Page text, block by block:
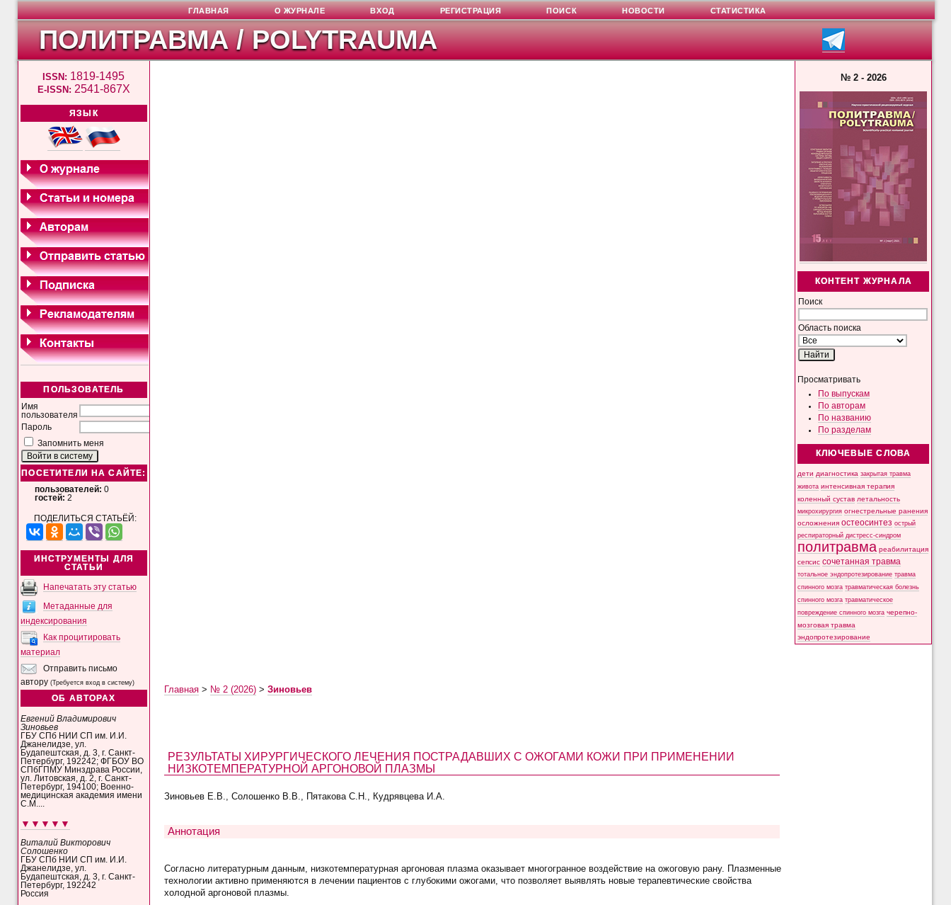
ПОЛИТРАВМА / POLYTRAUMA
ISSN: 1819-1495
E-ISSN: 2541-867X
ЯЗЫК
ПОЛЬЗОВАТЕЛЬ
Имя
пользователя
Пароль
Запомнить меня
ПОСЕТИТЕЛИ НА САЙТЕ:
пользователей: 0
гостей: 2
ПОДЕЛИТЬСЯ СТАТЬЁЙ:
ИНСТРУМЕНТЫ ДЛЯ
СТАТЬИ
Напечатать эту статью
Метаданные для
индексирования
Как процитировать
материал
Отправить письмо
автору(Требуется вход в систему)
ОБ АВТОРАХ
Евгений Владимирович
Зиновьев
ГБУ СПб НИИ СП им. И.И.
Джанелидзе, ул.
Будапештская, д. 3, г. Санкт-
Петербург, 192242; ФГБОУ ВО
СПбГПМУ Минздрава России,
ул. Литовская, д. 2, г. Санкт-
Петербург, 194100; Военно-
медицинская академия имени
С.М....
▼▼▼▼▼
Виталий Викторович
Солошенко
ГБУ СПб НИИ СП им. И.И.
Джанелидзе, ул.
Будапештская, д. 3, г. Санкт-
Петербург, 192242
Россия
№ 2 - 2026
КОНТЕНТ ЖУРНАЛА
Поиск
Область поиска
Просматривать
По выпускам
По авторам
По названию
По разделам
КЛЮЧЕВЫЕ СЛОВА
дети диагностика закрытая травма
живота интенсивная терапия
коленный сустав летальность
микрохирургия огнестрельные ранения
осложнения остеосинтез острый
респираторный дистресс-синдром
политравма реабилитация
сепсис сочетанная травма
тотальное эндопротезирование травма
спинного мозга травматическая болезнь
спинного мозга травматическое
повреждение спинного мозга черепно-
мозговая травма
эндопротезирование
ГЛАВНАЯ О ЖУРНАЛЕ ВХОД РЕГИСТРАЦИЯ ПОИСК НОВОСТИ СТАТИСТИКА
Главная> № 2 (2026)> Зиновьев
РЕЗУЛЬТАТЫ ХИРУРГИЧЕСКОГО ЛЕЧЕНИЯ ПОСТРАДАВШИХ С ОЖОГАМИ КОЖИ ПРИ ПРИМЕНЕНИИ
НИЗКОТЕМПЕРАТУРНОЙ АРГОНОВОЙ ПЛАЗМЫ
Зиновьев Е.В., Солошенко В.В., Пятакова С.Н., Кудрявцева И.А.
Аннотация
Согласно литературным данным, низкотемпературная аргоновая плазма оказывает многогранное воздействие на ожоговую рану. Плазменные
технологии активно применяются в лечении пациентов с глубокими ожогами, что позволяет выявлять новые терапевтические свойства
холодной аргоновой плазмы.